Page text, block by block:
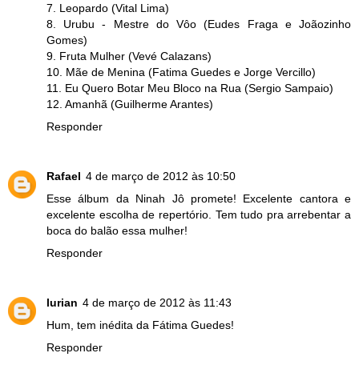
7. Leopardo (Vital Lima)
8. Urubu - Mestre do Vôo (Eudes Fraga e Joãozinho
Gomes)
9. Fruta Mulher (Vevé Calazans)
10. Mãe de Menina (Fatima Guedes e Jorge Vercillo)
11. Eu Quero Botar Meu Bloco na Rua (Sergio Sampaio)
12. Amanhã (Guilherme Arantes)
Responder
Rafael 4 de março de 2012 às 10:50
Esse álbum da Ninah Jô promete! Excelente cantora e
excelente escolha de repertório. Tem tudo pra arrebentar a
boca do balão essa mulher!
Responder
lurian 4 de março de 2012 às 11:43
Hum, tem inédita da Fátima Guedes!
Responder